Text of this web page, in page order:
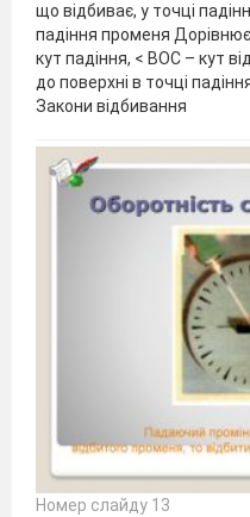
що відбиває, у точці
падіння променя
кут падіння, < ВОС – кут
до поверхні в точці
Закони відбивання
Номер слайду 13